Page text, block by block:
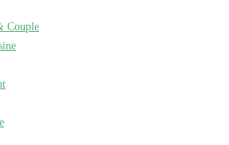
Couple